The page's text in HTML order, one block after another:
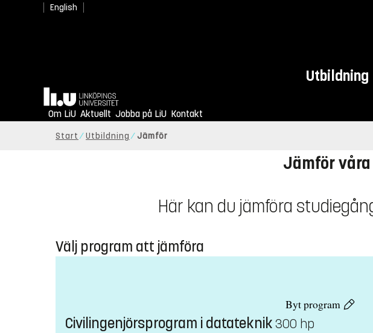
English
Utbildning
Hem
Om LiU Aktuellt Jobba på LiU Kontakt
Start Utbildning Jämför
Jämför
Här kan du jämföra
Välj program att jämföra
Byt program
Civilingenjörsprogram i datateknik300 hp